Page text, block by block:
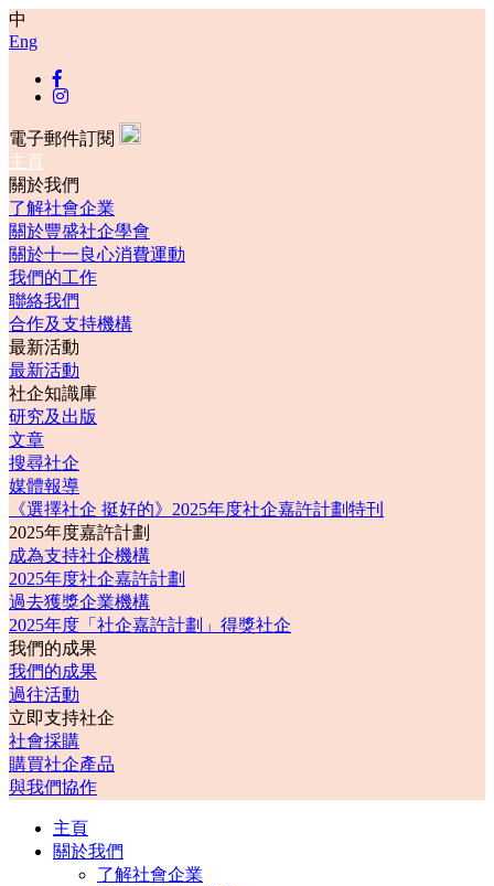
中
Eng
電子郵件訂閱
主頁
關於我們
了解社會企業
關於豐盛社企學會
關於十一良心消費運動
我們的工作
聯絡我們
合作及支持機構
最新活動
最新活動
社企知識庫
研究及出版
文章
搜尋社企
媒體報導
《選擇社企 挺好的》2025年度社企嘉許計劃特刊
2025年度嘉許計劃
成為支持社企機構
2025年度社企嘉許計劃
過去獲獎企業機構
2025年度「社企嘉許計劃」得獎社企
我們的成果
我們的成果
過往活動
立即支持社企
社會採購
購買社企產品
與我們協作
主頁
關於我們
了解社會企業